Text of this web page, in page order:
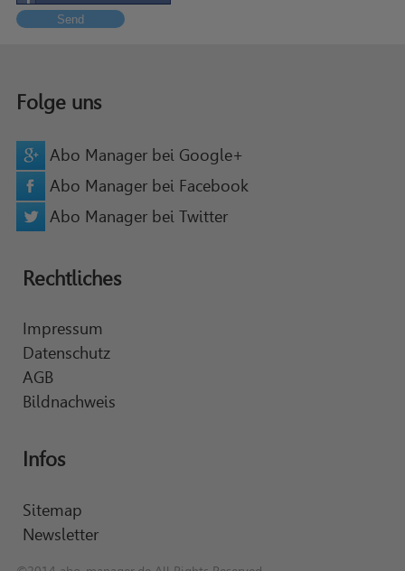
Send
Folge uns
Abo Manager bei Google+
Abo Manager bei Facebook
Abo Manager bei Twitter
Rechtliches
Impressum
Datenschutz
AGB
Bildnachweis
Infos
Sitemap
Newsletter